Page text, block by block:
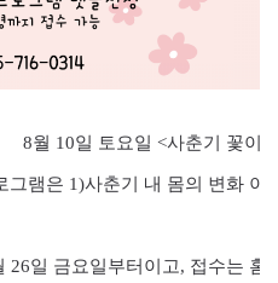
8월 10일 토요일 <사춘기 꽃이
그램은 1)사춘기 내 몸의 변화 이
26일 금요일부터이고, 접수는 홈